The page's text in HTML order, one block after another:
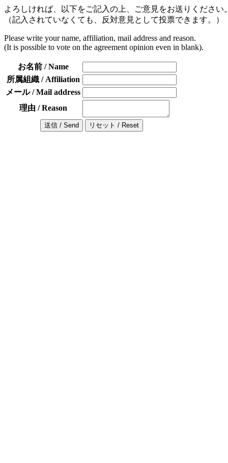
よろしければ、以下をご記入の上、ご意見をお送りください
（記入されていなくても、反対意見として投票できます。）
Please write your name, affiliation, mail address and reason.
(It is possible to vote on the agreement opinion even in blank).
お名前 / Name
所属組織 / Affiliation
メール / Mail address
理由 / Reason